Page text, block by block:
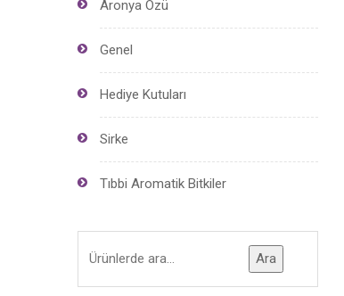
Aronya Özü
Genel
Hediye Kutuları
Sirke
Tıbbi Aromatik Bitkiler
Ara